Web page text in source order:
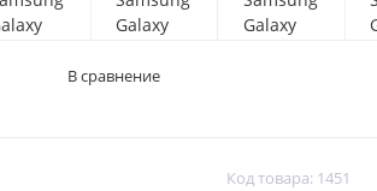
Код товара: 1451
В сравнение